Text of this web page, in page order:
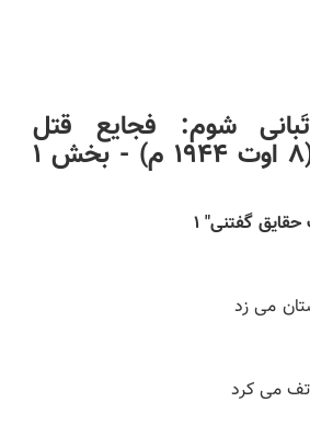
شوم: فجایع قتل
بخش ۱
گفتنی" ۱
می زد
می کرد